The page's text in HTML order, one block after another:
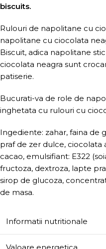
biscuits.
Rulouri de napolitane cu
napolitane cu ciocolata
Biscuit, adica napolitane
ciocolata neagra sunt
patiserie.
Bucurati-va de role de
inghetata cu rulouri cu
Ingediente: zahar, faina de
praf de zer dulce, ciocolata
cacao, emulsifiant: E322
fructoza, dextroza, lapte
sirop de glucoza,
de masa.
Informatii nutritionale